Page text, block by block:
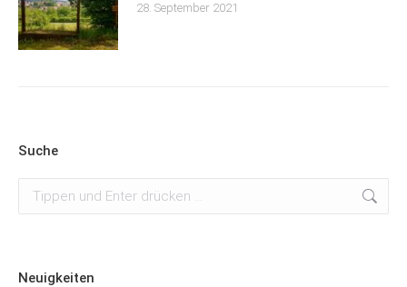
28. September 2021
Suche
Neuigkeiten